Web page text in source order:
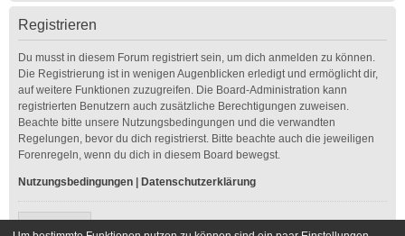
Registrieren
Du musst in diesem Forum registriert sein, um dich anmelden zu können.
Die Registrierung ist in wenigen Augenblicken erledigt und ermöglicht dir,
auf weitere Funktionen zuzugreifen. Die Board-Administration kann
registrierten Benutzern auch zusätzliche Berechtigungen zuweisen.
Beachte bitte unsere Nutzungsbedingungen und die verwandten
Regelungen, bevor du dich registrierst. Bitte beachte auch die jeweiligen
Forenregeln, wenn du dich in diesem Board bewegst.
Nutzungsbedingungen Datenschutzerklärung